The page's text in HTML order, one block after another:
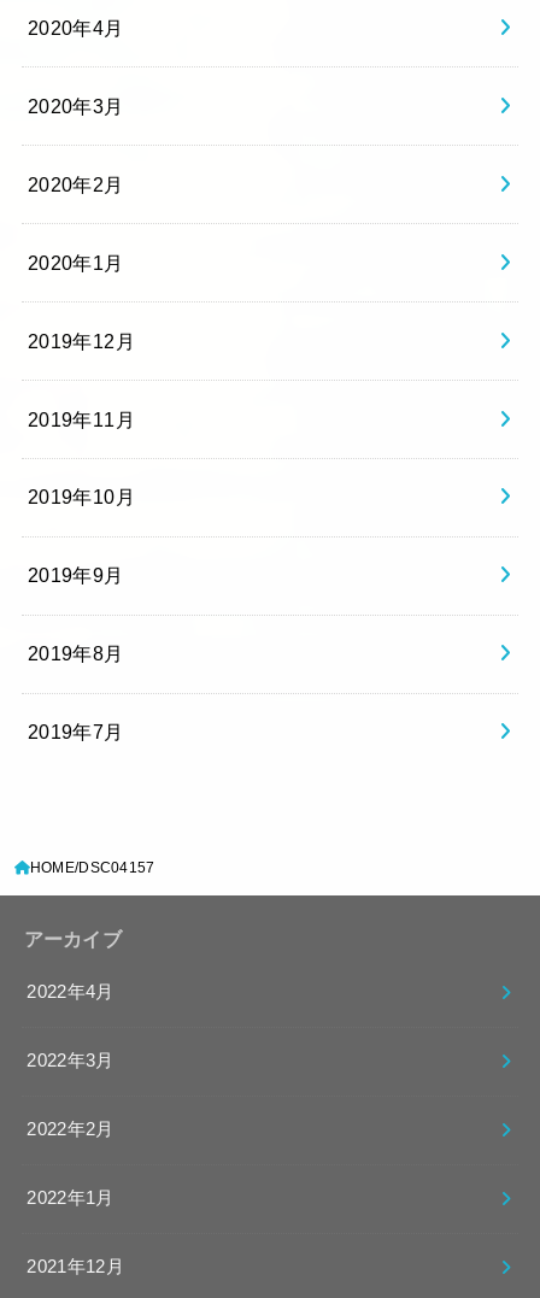
2020年4月
2020年3月
2020年2月
2020年1月
2019年12月
2019年11月
2019年10月
2019年9月
2019年8月
2019年7月
HOME DSC04157
アーカイブ
2022年4月
2022年3月
2022年2月
2022年1月
2021年12月